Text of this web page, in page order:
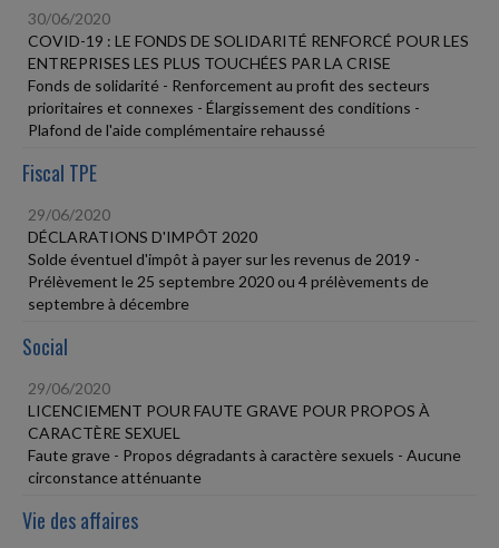
30/06/2020
COVID-19 : LE FONDS DE SOLIDARITÉ RENFORCÉ POUR LES
ENTREPRISES LES PLUS TOUCHÉES PAR LA CRISE
Fonds de solidarité - Renforcement au profit des secteurs
prioritaires et connexes - Élargissement des conditions -
Plafond de l'aide complémentaire rehaussé
Fiscal TPE
29/06/2020
DÉCLARATIONS D'IMPÔT 2020
Solde éventuel d'impôt à payer sur les revenus de 2019 -
Prélèvement le 25 septembre 2020 ou 4 prélèvements de
septembre à décembre
Social
29/06/2020
LICENCIEMENT POUR FAUTE GRAVE POUR PROPOS À
CARACTÈRE SEXUEL
Faute grave - Propos dégradants à caractère sexuels - Aucune
circonstance atténuante
Vie des affaires